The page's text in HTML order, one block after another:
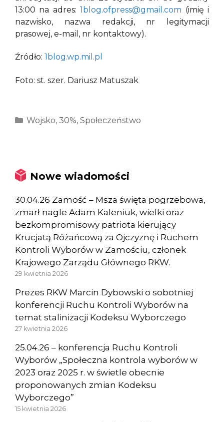
13:00 na adres:1blog.ofpress@gmail.com (imię i
nazwisko, nazwa redakcji, nr legitymacji
prasowej, e-mail, nr kontaktowy).
Źródło: 1blog.wp.mil.pl
Foto: st. szer. Dariusz Matuszak
Kategorie
Wojsko, 30%, Społeczeństwo
Nowe wiadomości
30.04.26 Zamość – Msza święta pogrzebowa,
zmarł nagle Adam Kaleniuk, wielki oraz
bezkompromisowy patriota kierujący
Krucjatą Różańcową za Ojczyznę i Ruchem
Kontroli Wyborów w Zamościu, członek
Krajowego Zarządu Głównego RKW.
29 kwietnia 2026
Prezes RKW Marcin Dybowski o sobotniej
konferencji Ruchu Kontroli Wyborów na
temat stalinizacji Kodeksu Wyborczego
27 kwietnia 2026
25.04.26 – konferencja Ruchu Kontroli
Wyborów „Społeczna kontrola wyborów w
2023 oraz 2025 r. w świetle obecnie
proponowanych zmian Kodeksu
Wyborczego”
15 kwietnia 2026